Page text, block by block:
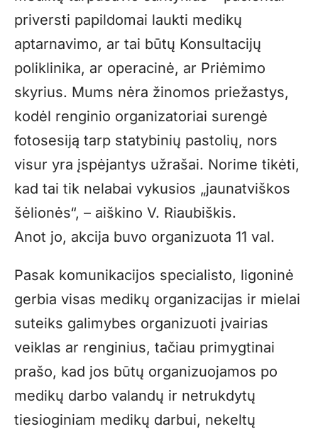
priversti papildomai laukti medikų
aptarnavimo, ar tai būtų Konsultacijų
poliklinika, ar operacinė, ar Priėmimo
skyrius. Mums nėra žinomos priežastys,
kodėl renginio organizatoriai surengė
fotosesiją tarp statybinių pastolių, nors
visur yra įspėjantys užrašai. Norime tikėti,
kad tai tik nelabai vykusios „jaunatviškos
šėlionės“, – aiškino V. Riaubiškis.
Anot jo, akcija buvo organizuota 11 val.
Pasak komunikacijos specialisto, ligoninė
gerbia visas medikų organizacijas ir mielai
suteiks galimybes organizuoti įvairias
veiklas ar renginius, tačiau primygtinai
prašo, kad jos būtų organizuojamos po
medikų darbo valandų ir netrukdytų
tiesioginiam medikų darbui, nekeltų